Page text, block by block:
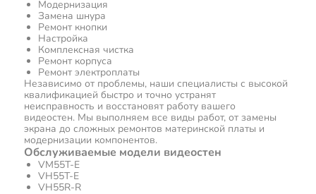
Модернизация
Замена шнура
Ремонт кнопки
Настройка
Комплексная чистка
Ремонт корпуса
Ремонт электроплаты
Независимо от проблемы, наши специалисты с высокой
квалификацией быстро и точно устранят
неисправность и восстановят работу вашего
видеостен. Мы выполняем все виды работ, от замены
экрана до сложных ремонтов материнской платы и
модернизации компонентов.
Обслуживаемые модели видеостен
VM55T-E
VH55T-E
VH55R-R